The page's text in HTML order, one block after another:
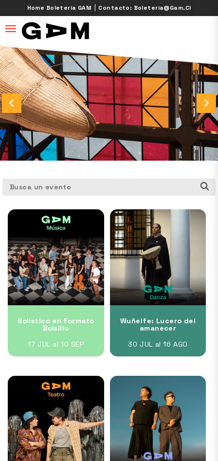
Home Boletería GAM | Contacto: Boleteria@gam.cl
desplegar navegación
Busca un evento
Solístico en Formato
Bolsillo
17 JUL al 10 SEP
Wuñelfe: Lucero del
amanecer
30 JUL al 16 AGO